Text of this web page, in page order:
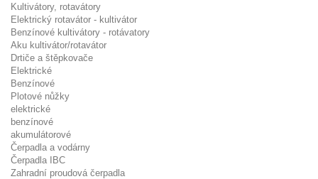
Kultivátory, rotavátory
Elektrický rotavátor - kultivátor
Benzínové kultivátory - rotávatory
Aku kultivátor/rotavátor
Drtiče a štěpkovače
Elektrické
Benzínové
Plotové nůžky
elektrické
benzínové
akumulátorové
Čerpadla a vodárny
Čerpadla IBC
Zahradní proudová čerpadla